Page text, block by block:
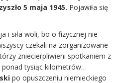
5 maja 1945. Pojawiła się
i siła woli, bo o fizycznej nie
czekali na zorganizowane
zniecierpliwieni spotkaniem z
tysiąc kilometrów…
po opuszczeniu niemieckiego